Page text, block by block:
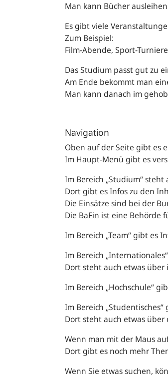
Man kann Bücher
Es gibt viele
Zum Beispiel:
Film-Abende, Sport-
Das Studium passt gut zu
Am Ende bekommt man
Man kann danach im
Navigation
Oben auf der Seite gibt es
Im Haupt-Menü gibt es
Im Bereich „Studium“
Dort gibt es Infos zu den
Die Einsätze sind bei der
Die BaFin ist eine Behörde
Im Bereich „Team“ gibt es
Im Bereich
Dort steht auch etwas
Im Bereich „Hochschule“
Im Bereich
Dort steht auch etwas über
Wenn man mit der Maus
Dort gibt es noch mehr
Wenn Sie etwas suchen,